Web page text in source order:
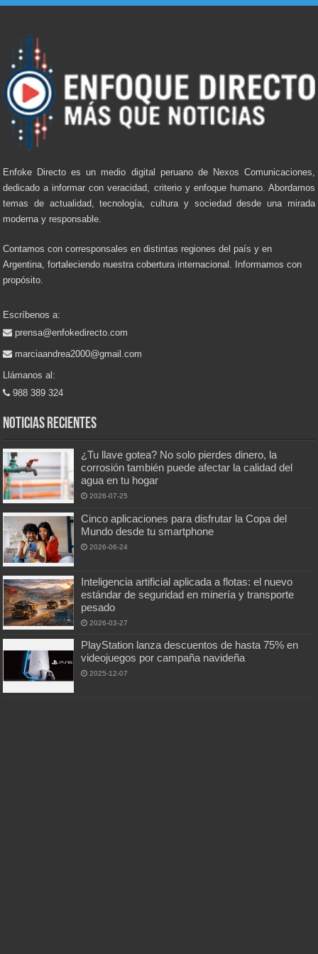
Enfoke Directo es un medio digital peruano de Nexos Comunicaciones,
dedicado a informar con veracidad, criterio y enfoque humano. Abordamos
temas de actualidad, tecnología, cultura y sociedad desde una mirada
moderna y responsable.
Contamos con corresponsales en distintas regiones del país y en
Argentina, fortaleciendo nuestra cobertura internacional. Informamos con
propósito.
Escríbenos a:
prensa@enfokedirecto.com
marciaandrea2000@gmail.com
Llámanos al:
988 389 324
Noticias recientes
¿Tu llave gotea? No solo pierdes dinero, la
corrosión también puede afectar la calidad del
agua en tu hogar
2026-07-25
Cinco aplicaciones para disfrutar la Copa del
Mundo desde tu smartphone
2026-06-24
Inteligencia artificial aplicada a flotas: el nuevo
estándar de seguridad en minería y transporte
pesado
2026-03-27
PlayStation lanza descuentos de hasta 75% en
videojuegos por campaña navideña
2025-12-07